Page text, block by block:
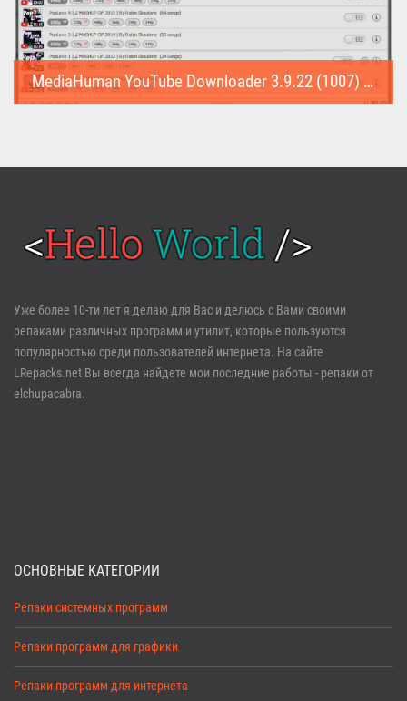
MediaHuman YouTube Downloader 3.9.22 (1007) (Repack & Portable)
Войти
Регистрация
Забыли пароль?
Уже более 10-ти лет я делаю для Вас и делюсь с Вами своими
репаками различных программ и утилит, которые пользуются
популярностью среди пользователей интернета. На сайте
LRepacks.net Вы всегда найдете мои последние работы - репаки от
elchupacabra.
ОСНОВНЫЕ КАТЕГОРИИ
Репаки системных программ
Репаки программ для графики
Репаки программ для интернета